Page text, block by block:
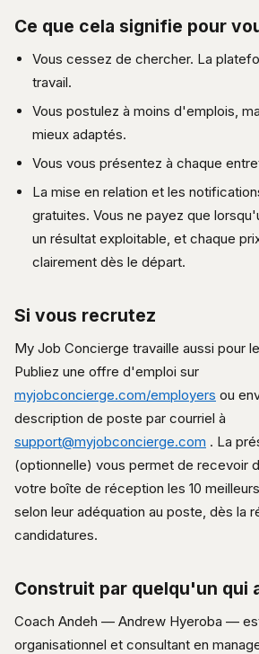
Ce que cela signifie pour
Vous cessez de chercher. La
travail.
Vous postulez à moins d'emplois,
mieux adaptés.
Vous vous présentez à chaque
La mise en relation et les
gratuites. Vous ne payez que
un résultat exploitable, et chaque
clairement dès le départ.
Si vous recrutez
My Job Concierge travaille aussi pour
Publiez une offre d'emploi sur
myjobconcierge.com/employers ou
description de poste par courriel à
support@myjobconcierge.com . La
(optionnelle) vous permet de recevoir
votre boîte de réception les 10
selon leur adéquation au poste, dès la
candidatures.
Construit par quelqu'un qui
Coach Andeh — Andrew Hyeroba —
organisationnel et consultant en